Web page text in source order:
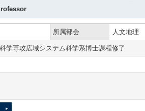
所属部会 人文地理
学専攻広域システム科学系博士課程修了